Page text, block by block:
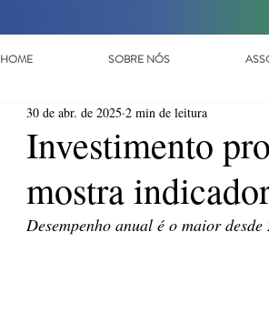
HOME SOBRE NÓS
Investimento
mostra
30 de abr. de 2025 2 min de leitura
Desempenho anual é o maior desde